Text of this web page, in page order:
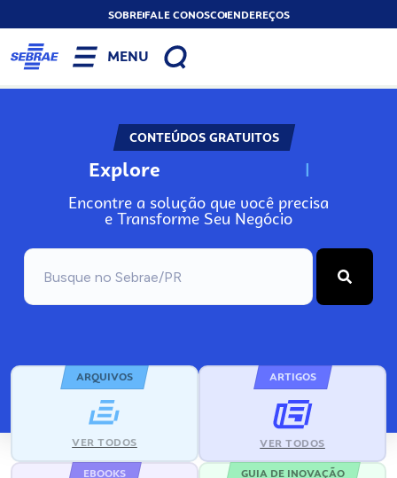
SOBREFALE CONOSCOENDEREÇOS
MENU
CONTEÚDOS GRATUITOS
Explore N
Encontre a solução que você precisa
e Transforme Seu Negócio
ARQUIVOS
VER TODOS
ARTIGOS
VER TODOS
EBOOKS GUIA DE INOVAÇÃO